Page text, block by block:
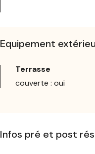
Equipement
Terrasse
couverte : oui
Infos pré et post